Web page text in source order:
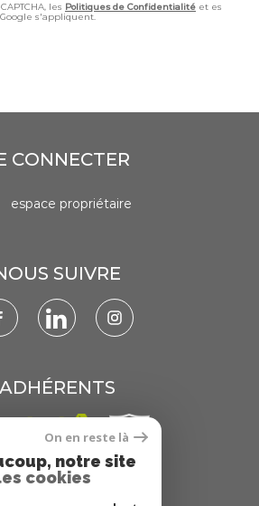
les Politiques de Confidentialité et es
s'appliquent.
CONNECTER
espace propriétaire
SUIVRE
ADHÉRENTS
On en reste là
notre site
cookies